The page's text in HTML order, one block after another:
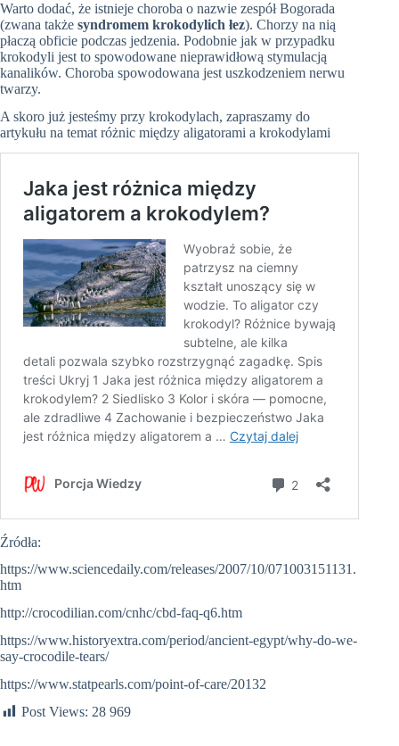
Warto dodać, że istnieje choroba o nazwie zespółBogorada
(zwana także syndromem krokodylich łez). Chorzy na nią
płaczą obficie podczas jedzenia. Podobnie jak w przypadku
krokodyli jest to spowodowane nieprawidłową stymulacją
kanalików. Choroba spowodowana jest uszkodzeniem nerwu
twarzy.
A skoro już jesteśmy przy krokodylach, zapraszamy do
artykułu na temat różnic między aligatorami a krokodylami
Źródła:
https://www.sciencedaily.com/releases/2007/10/071003151131.
htm
http://crocodilian.com/cnhc/cbd-faq-q6.htm
https://www.historyextra.com/period/ancient-egypt/why-do-we-
say-crocodile-tears/
https://www.statpearls.com/point-of-care/20132
Post Views: 28 969